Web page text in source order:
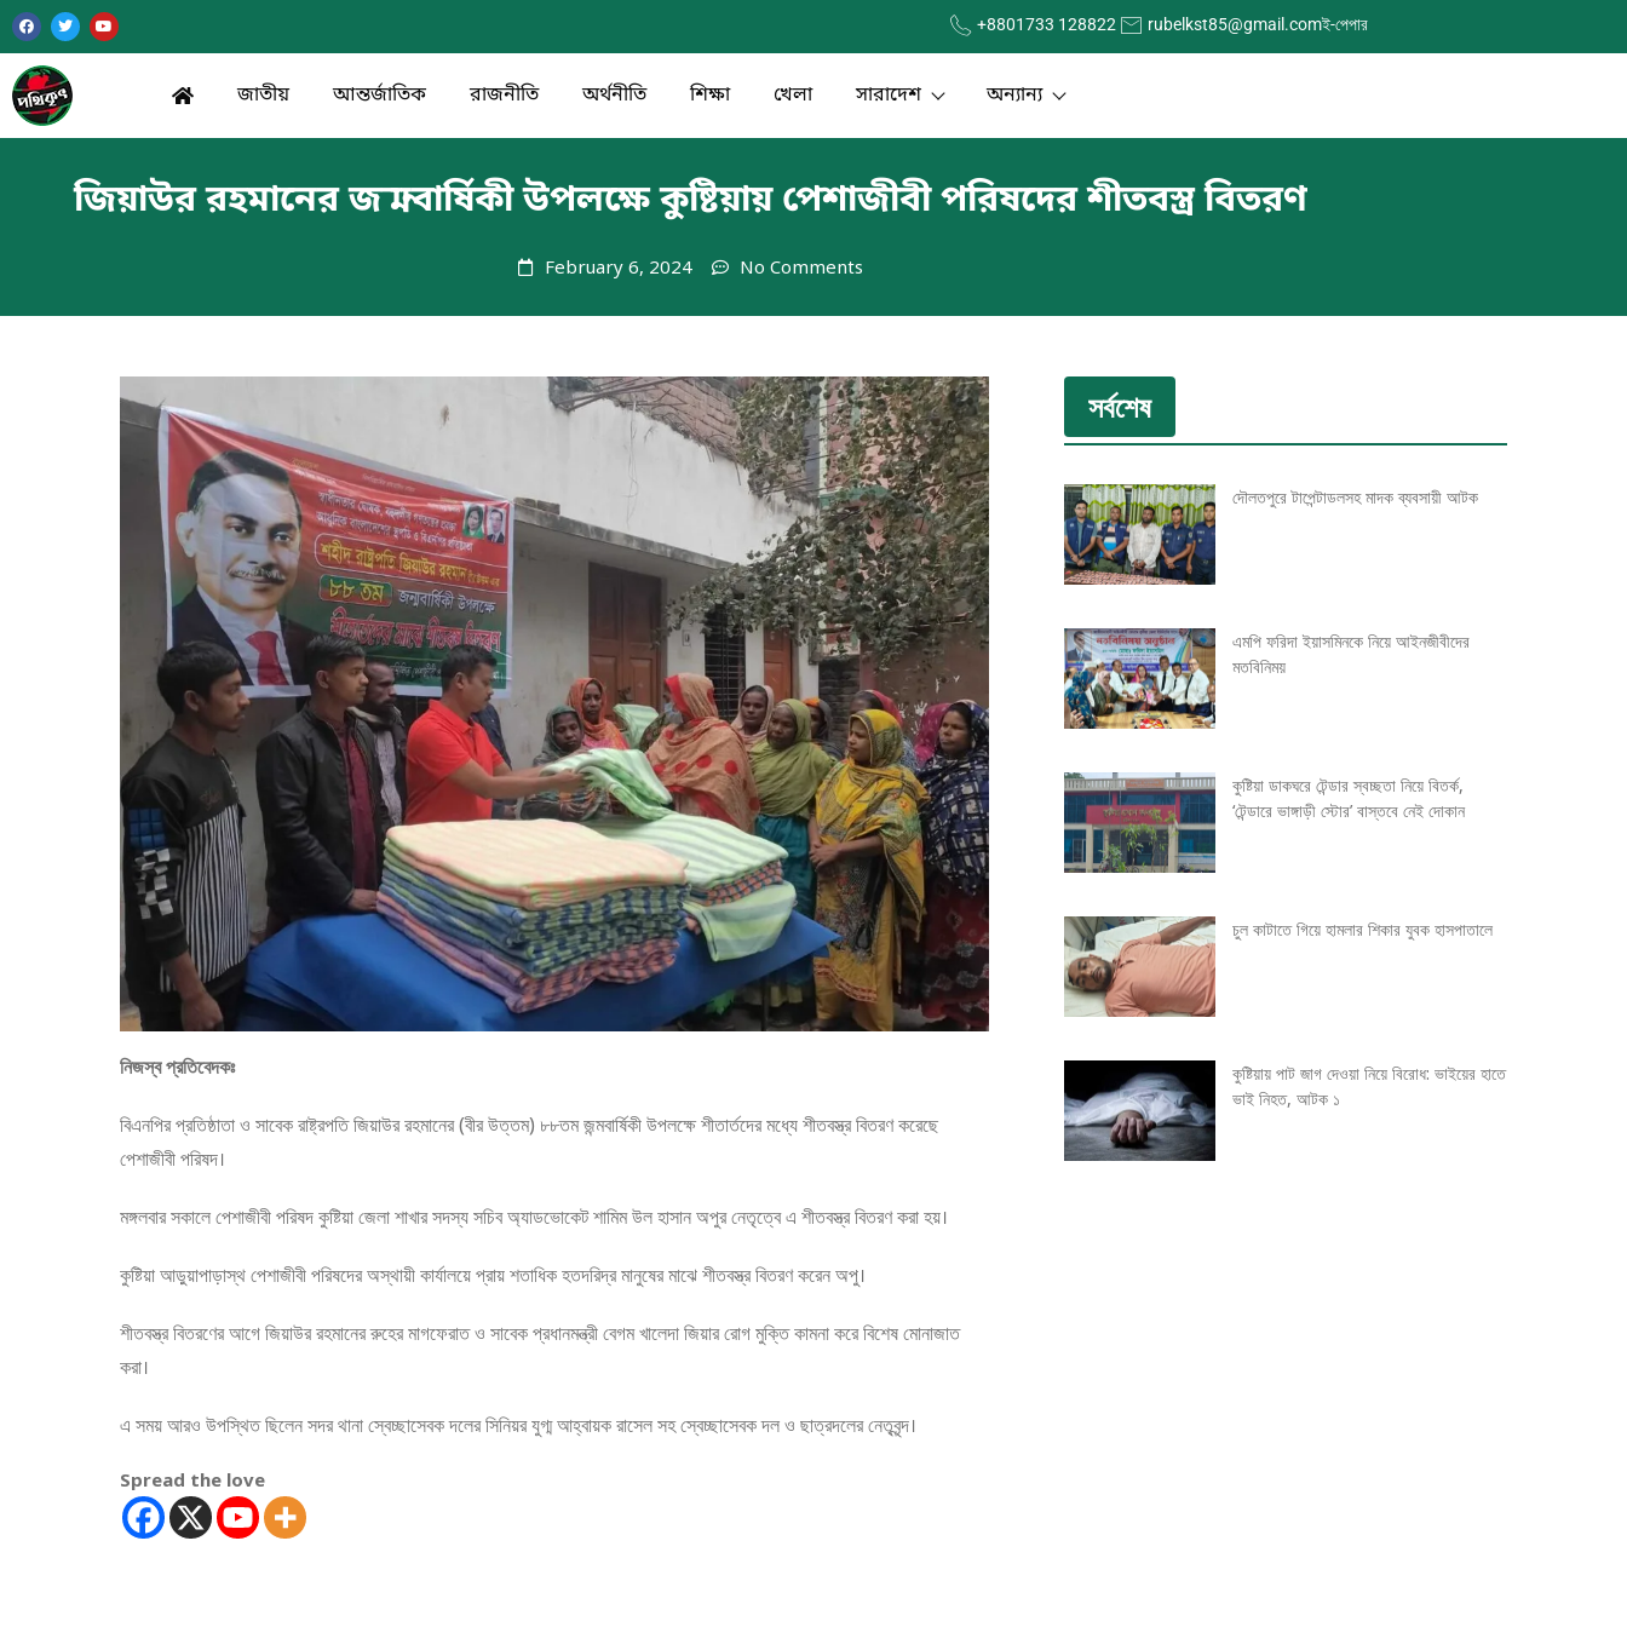
+8801733 128822 rubelkst85@gmail.comই-পেপার
জাতীয় আন্তর্জাতিক রাজনীতি অর্থনীতি শিক্ষা খেলা সারাদেশ অন্যান্য
জিয়াউর রহমানের জন্মবার্ষিকী উপলক্ষে কুষ্টিয়ায় পেশাজীবী পরিষদের শীতবস্ত্র বিতরণ
February 6, 2024 No Comments
নিজস্ব প্রতিবেদকঃ
বিএনপির প্রতিষ্ঠাতা ও সাবেক রাষ্ট্রপতি জিয়াউর রহমানের (বীর উত্তম) ৮৮তম জন্মবার্ষিকী উপলক্ষে শীতার্তদের মধ্যে শীতবস্ত্র বিতরণ করেছে
পেশাজীবী পরিষদ।
মঙ্গলবার সকালে পেশাজীবী পরিষদ কুষ্টিয়া জেলা শাখার সদস্য সচিব অ্যাডভোকেট শামিম উল হাসান অপুর নেতৃত্বে এ শীতবস্ত্র বিতরণ করা হয়।
কুষ্টিয়া আড়ুয়াপাড়াস্থ পেশাজীবী পরিষদের অস্থায়ী কার্যালয়ে প্রায় শতাধিক হতদরিদ্র মানুষের মাঝে শীতবস্ত্র বিতরণ করেন অপু।
শীতবস্ত্র বিতরণের আগে জিয়াউর রহমানের রুহের মাগফেরাত ও সাবেক প্রধানমন্ত্রী বেগম খালেদা জিয়ার রোগ মুক্তি কামনা করে বিশেষ মোনাজাত
করা।
এ সময় আরও উপস্থিত ছিলেন সদর থানা স্বেচ্ছাসেবক দলের সিনিয়র যুগ্ম আহ্বায়ক রাসেল সহ স্বেচ্ছাসেবক দল ও ছাত্রদলের নেতৃবৃন্দ।
Spread the love
সর্বশেষ
দৌলতপুরে টাপেন্টাডলসহ মাদক ব্যবসায়ী আটক
এমপি ফরিদা ইয়াসমিনকে নিয়ে আইনজীবীদের
মতবিনিময়
কুষ্টিয়া ডাকঘরে টেন্ডার স্বচ্ছতা নিয়ে বিতর্ক,
‘টেন্ডারে ভাঙ্গাড়ী স্টোর’ বাস্তবে নেই দোকান
চুল কাটাতে গিয়ে হামলার শিকার যুবক হাসপাতালে
কুষ্টিয়ায় পাট জাগ দেওয়া নিয়ে বিরোধ: ভাইয়ের হাতে
ভাই নিহত, আটক ১